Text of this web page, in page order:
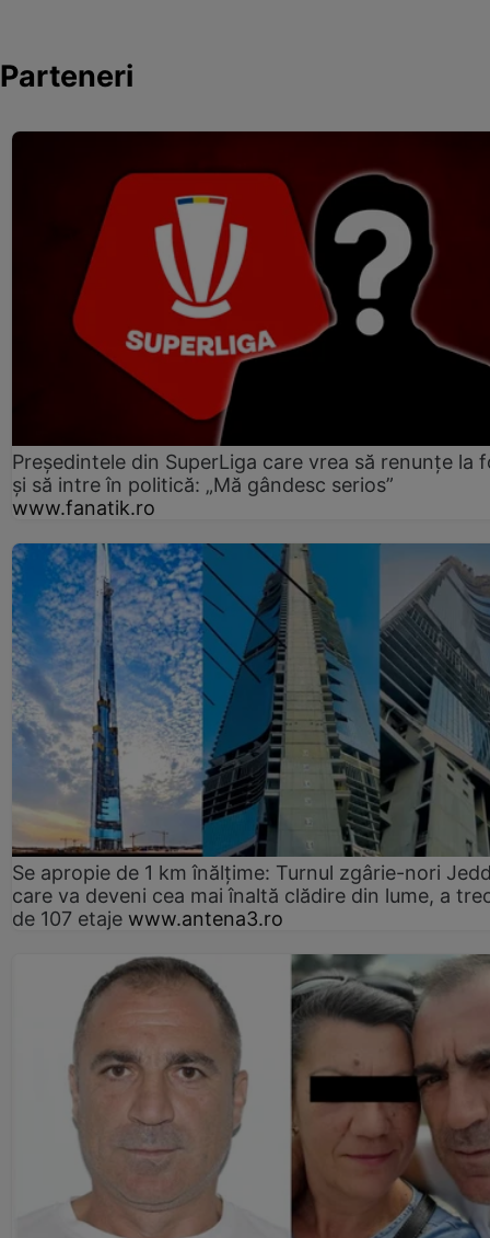
Parteneri
Președintele din SuperLiga care vrea să renunțe la
și să intre în politică: „Mă gândesc serios”
www.fanatik.ro
Se apropie de 1 km înălțime: Turnul zgârie-nori
care va deveni cea mai înaltă clădire din lume, a
de 107 etaje www.antena3.ro